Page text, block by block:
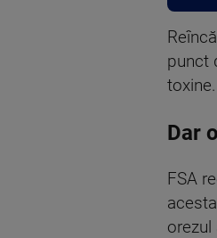
punct
toxine.
Dar
FSA
orezul